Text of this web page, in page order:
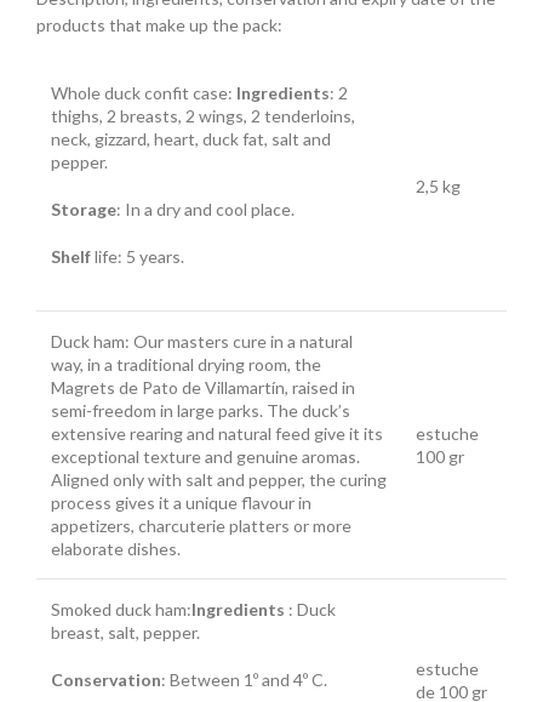
products that make up the pack:
Whole duck confit case: Ingredients: 2
thighs, 2 breasts, 2 wings, 2 tenderloins,
neck, gizzard, heart, duck fat, salt and
pepper.
Storage: In a dry and cool place.
Shelflife: 5 years.
2,5 kg
Duck ham: Ourmasters cure in a natural
way, in a traditional drying room, the
Magrets de Pato de Villamartín, raised in
semi-freedom in large parks. The duck’s
extensive rearing and natural feed give it its
exceptional texture and genuine aromas.
Aligned only with salt and pepper, the curing
process gives it a unique flavour in
appetizers, charcuterie platters or more
elaborate dishes.
estuche
100 gr
Smoked duck ham:Ingredients : Duck
breast, salt, pepper.
Conservation: Between 1º and 4º C.
estuche
de 100 gr